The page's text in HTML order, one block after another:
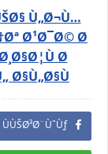
Ù„Ø¬Ù…
Ø¹Ø¯Ø© Ø
Ø
Ø§Ù„Ø§Ù†
ÙÙŠØ³Ø¨ÙˆÙƒ